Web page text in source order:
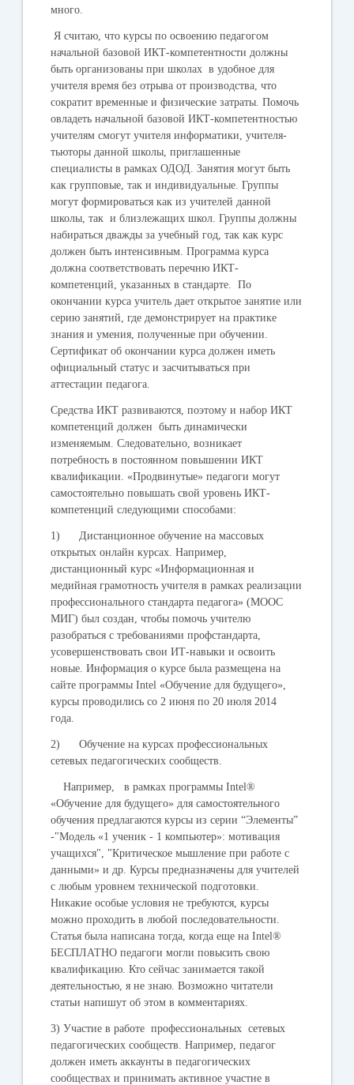
много.
Я считаю, что курсы по освоению педагогом
начальной базовой ИКТ-компетентности должны
быть организованы при школах в удобное для
учителя время без отрыва от производства, что
сократит временные и физические затраты. Помочь
овладеть начальной базовой ИКТ-компетентностью
учителям смогут учителя информатики, учителя-
тьюторы данной школы, приглашенные
специалисты в рамках ОДОД. Занятия могут быть
как групповые, так и индивидуальные. Группы
могут формироваться как из учителей данной
школы, так и близлежащих школ. Группы должны
набираться дважды за учебный год, так как курс
должен быть интенсивным. Программа курса
должна соответствовать перечню ИКТ-
компетенций, указанных в стандарте. По
окончании курса учитель дает открытое занятие или
серию занятий, где демонстрирует на практике
знания и умения, полученные при обучении.
Сертификат об окончании курса должен иметь
официальный статус и засчитываться при
аттестации педагога.
Средства ИКТ развиваются, поэтому и набор ИКТ
компетенций должен быть динамически
изменяемым. Следовательно, возникает
потребность в постоянном повышении ИКТ
квалификации. «Продвинутые» педагоги могут
самостоятельно повышать свой уровень ИКТ-
компетенций следующими способами:
1) Дистанционное обучение на массовых
открытых онлайн курсах. Например,
дистанционный курс «Информационная и
медийная грамотность учителя в рамках реализации
профессионального стандарта педагога» (MOOC
МИГ) был создан, чтобы помочь учителю
разобраться с требованиями профстандарта,
усовершенствовать свои ИТ-навыки и освоить
новые. Информация о курсе была размещена на
сайте программы Intel «Обучение для будущего»,
курсы проводились со 2 июня по 20 июля 2014
года.
2) Обучение на курсах профессиональных
сетевых педагогических сообществ.
Например, в рамках программы Intel®
«Обучение для будущего» для самостоятельного
обучения предлагаются курсы из серии “Элементы”
-"Модель «1 ученик - 1 компьютер»: мотивация
учащихся", "Критическое мышление при работе с
данными» и др. Курсы предназначены для учителей
с любым уровнем технической подготовки.
Никакие особые условия не требуются, курсы
можно проходить в любой последовательности.
Статья была написана тогда, когда еще наIntel®
БЕСПЛАТНО педагоги могли повысить свою
квалификацию. Кто сейчас занимается такой
деятельностью, я не знаю. Возможно читатели
статьи напишут об этом в комментариях.
3) Участие в работе профессиональных сетевых
педагогических сообществ. Например, педагог
должен иметь аккаунты в педагогических
сообществах и принимать активное участие в